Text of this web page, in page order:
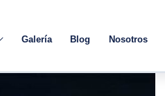
Galería Blog Nosotros